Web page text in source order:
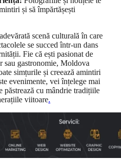
și să împărtășești
scenă culturală în care
se succed într-un dans
Fie că ești pasionat de
gastronomie, Moldova
simțurile și creează amintiri
evenimente, vei înțelege mai
cu mândrie tradițiile
viitoare.